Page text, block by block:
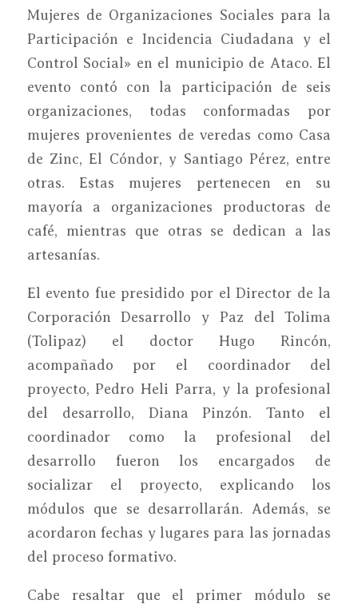
Mujeres de Organizaciones Sociales para la
Participación e Incidencia Ciudadana y el
Control Social» en el municipio de Ataco. El
evento contó con la participación de seis
organizaciones, todas conformadas por
mujeres provenientes de veredas como Casa
de Zinc, El Cóndor, y Santiago Pérez, entre
otras. Estas mujeres pertenecen en su
mayoría a organizaciones productoras de
café, mientras que otras se dedican a las
artesanías.
El evento fue presidido por el Director de la
Corporación Desarrollo y Paz del Tolima
(Tolipaz) el doctor Hugo Rincón,
acompañado por el coordinador del
proyecto, Pedro Heli Parra, y la profesional
del desarrollo, Diana Pinzón. Tanto el
coordinador como la profesional del
desarrollo fueron los encargados de
socializar el proyecto, explicando los
módulos que se desarrollarán. Además, se
acordaron fechas y lugares para las jornadas
del proceso formativo.
Cabe resaltar que el primer módulo se